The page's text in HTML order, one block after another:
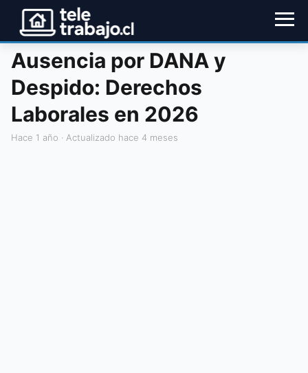
Ausencia por DANA y
Despido: Derechos
Laborales en 2026
hace 1 año · Actualizado hace 4 meses